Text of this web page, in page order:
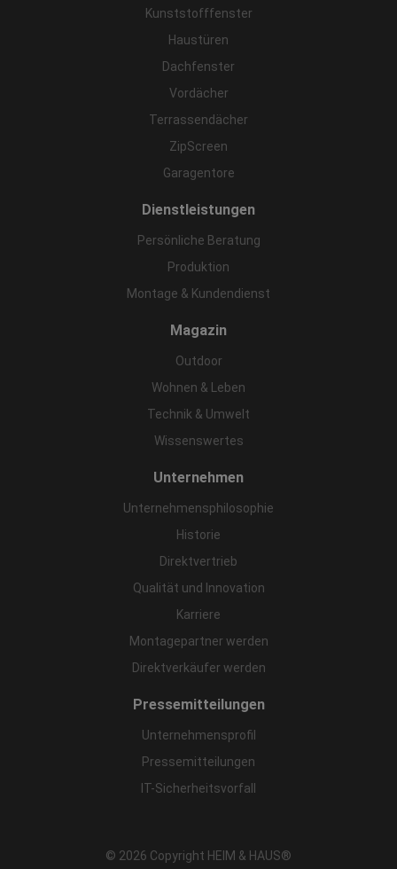
Kunststofffenster
Haustüren
Dachfenster
Vordächer
Terrassendächer
ZipScreen
Garagentore
Dienstleistungen
Persönliche Beratung
Produktion
Montage & Kundendienst
Magazin
Outdoor
Wohnen & Leben
Technik & Umwelt
Wissenswertes
Unternehmen
Unternehmensphilosophie
Historie
Direktvertrieb
Qualität und Innovation
Karriere
Montagepartner werden
Direktverkäufer werden
Pressemitteilungen
Unternehmensprofil
Pressemitteilungen
IT-Sicherheitsvorfall
© 2026 Copyright HEIM & HAUS®